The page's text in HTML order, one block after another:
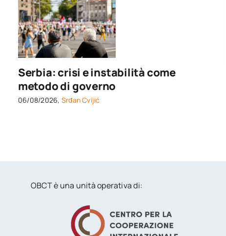
Serbia: crisi e instabilità come
metodo di governo
06/08/2026, Srđan Cvijić
OBCT è una unità operativa di: